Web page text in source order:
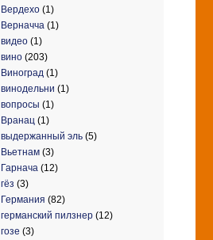
Вердехо (1)
Верначча (1)
видео (1)
вино (203)
Виноград (1)
винодельни (1)
вопросы (1)
Вранац (1)
выдержанный эль (5)
Вьетнам (3)
Гарнача (12)
гёз (3)
Германия (82)
германский пилзнер (12)
гозе (3)